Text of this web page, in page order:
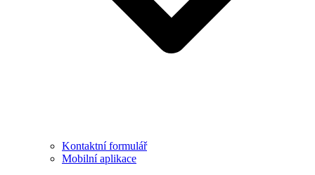
Kontaktní formulář
Mobilní aplikace